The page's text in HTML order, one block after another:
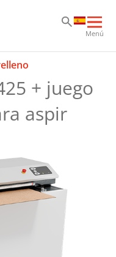
Menú
+ juego
aspir